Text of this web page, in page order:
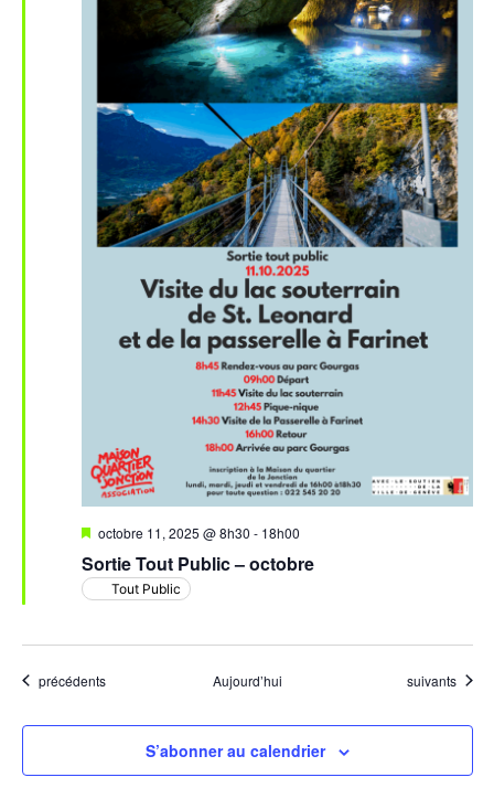
Sortie Tout Public – octobre
Mis
avant
octobre 11, 2025 @ 8h30 - 18h00
Tout Public
Évènements
précédents Aujourd’hui Évènements
suivants
S’abonner au calendrier